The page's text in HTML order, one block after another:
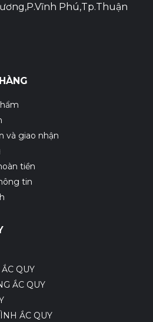
Phú,Tp.Thuận
và giao nhận
tiền
tin
QUY
ẮC QUY
ẮC QUY